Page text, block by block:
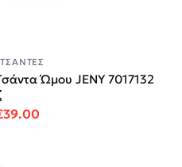
Ώμου JENY 7017132
price was: €66.00.
39.00Η τρέχουσα τιμή